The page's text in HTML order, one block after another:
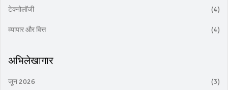
टेक्नोलॉजी (4)
व्यापार और वित्त (4)
अभिलेखागार
जून 2026 (3)